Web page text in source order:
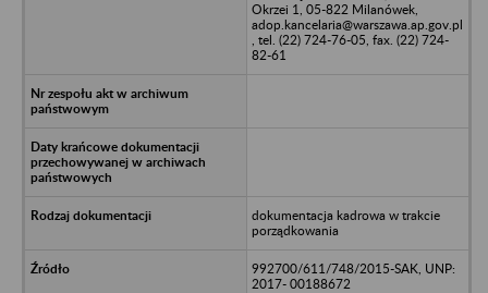
Okrzei 1, 05-822 Milanówek,
adop.kancelaria@warszawa.ap.gov.pl
, tel. (22) 724-76-05, fax. (22) 724-
82-61
dokumentacja kadrowa w trakcie
porządkowania
992700/611/748/2015-SAK, UNP:
2017- 00188672